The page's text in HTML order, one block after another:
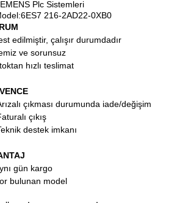
Plc Sistemleri
6ES7 216-2AD22-0XB0
edilmiştir, çalışır durumdadır
ve sorunsuz
hızlı teslimat
çıkması durumunda iade/değişim
çıkış
destek imkanı
gün kargo
bulunan model